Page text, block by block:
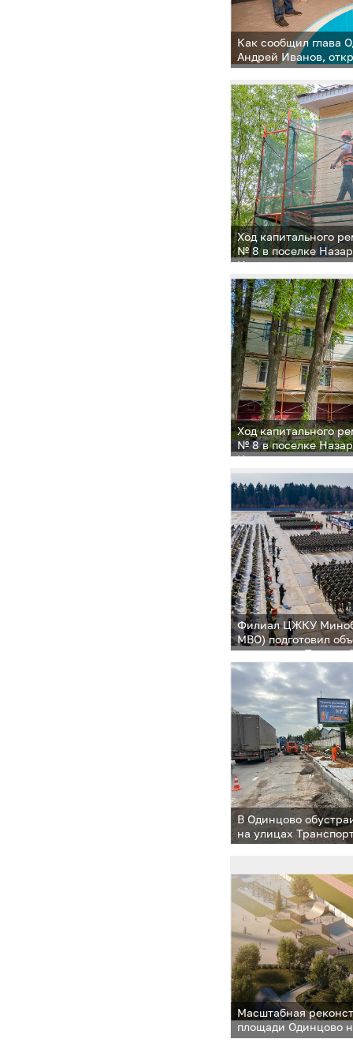
Как сообщил глава
Андрей Иванов,
с нетерпением
Назарьево, но и
пунктов
Ход капитального
№ 8 в поселке
Иванов
Ход капитального
№ 8 в поселке
Иванов
Филиал ЦЖКУ
МВО) подготовил
участников Парада
В Одинцово
на улицах
Масштабная
площади Одинцово